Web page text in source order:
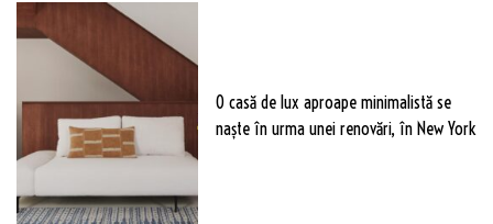
O casă de lux aproape minimalistă se
naște în urma unei renovări, în New York